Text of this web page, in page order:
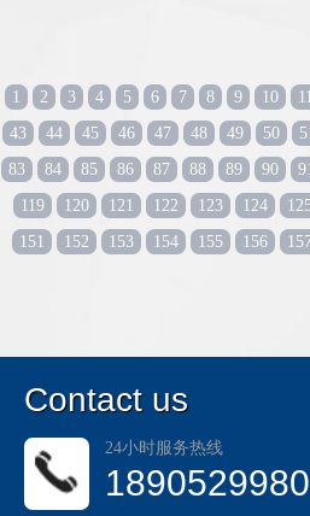
1 2 3 4 5 6 7 8 9 10
43
44 45 46 47 48 49 50
83
84 85 86 87 88 89 90
119
120 121 122 123 124
151
152 153 154 155 156
Contact us
24小时服务热线